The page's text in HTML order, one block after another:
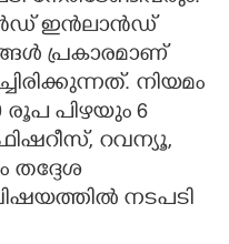
ഇൻലാൻഡ്
പ്രകാരമാണ്
നിയമം
രൂപ പിഴയും 6
റവന്യൂ,
നടപടി